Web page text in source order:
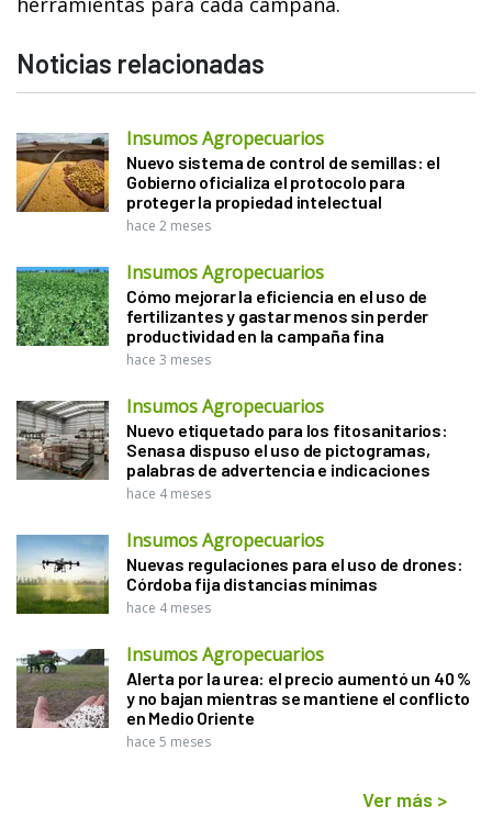
Noticias relacionadas
Insumos Agropecuarios
Nuevo sistema de control de semillas: el
Gobierno oficializa el protocolo para
proteger la propiedad intelectual
hace 2 meses
Insumos Agropecuarios
Cómo mejorar la eficiencia en el uso de
fertilizantes y gastar menos sin perder
productividad en la campaña fina
hace 3 meses
Insumos Agropecuarios
Nuevo etiquetado para los fitosanitarios:
Senasa dispuso el uso de pictogramas,
palabras de advertencia e indicaciones
hace 4 meses
Insumos Agropecuarios
Nuevas regulaciones para el uso de drones:
Córdoba fija distancias mínimas
hace 4 meses
Insumos Agropecuarios
Alerta por la urea: el precio aumentó un 40 %
y no bajan mientras se mantiene el conflicto
en Medio Oriente
hace 5 meses
Ver más >